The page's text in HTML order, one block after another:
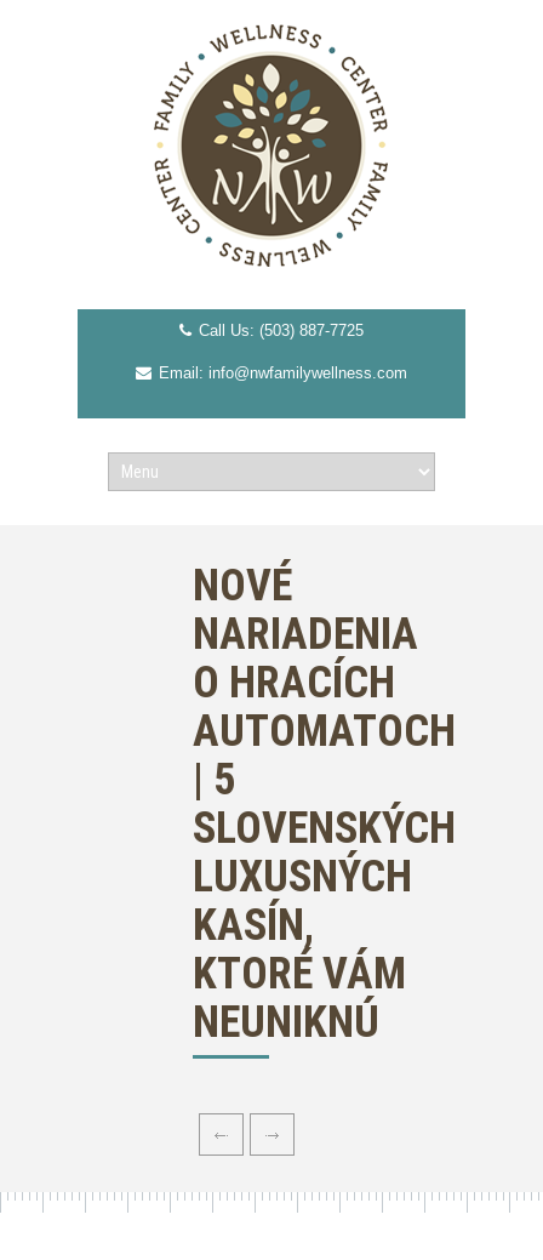
Call Us: (503) 887-7725
Email: info@nwfamilywellness.com
NOVÉ
NARIADENIA
O HRACÍCH
AUTOMATOCH
| 5
SLOVENSKÝCH
LUXUSNÝCH
KASÍN,
KTORÉ VÁM
NEUNIKNÚ